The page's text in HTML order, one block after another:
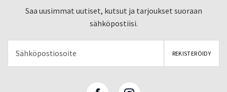
Saa uusimmat uutiset, kutsut ja tarjoukset suoraan
sähköpostiisi.